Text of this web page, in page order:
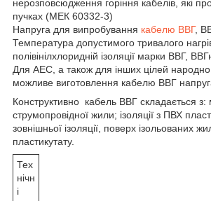
нерозповсюдження горіння кабелів, які
пучках (МЕК 60332-3)
Напруга для випробування кабелю ВВГ,
Температура допустимого тривалого
полівінілхлоридній ізоляції марки ВВГ,
Для АЕС, а також для інших цілей
можливе виготовлення кабелю ВВГ
Конструктивно кабель ВВГ складається з:
струмопровідної жили; ізоляції з ПВХ
зовнішньої ізоляції, поверх ізольованих
пластикутату.
Тех
нічн
і